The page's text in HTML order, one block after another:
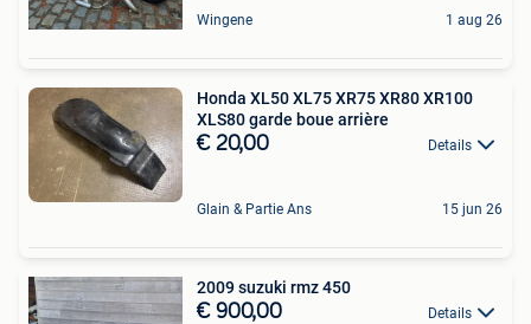
Wingene 1 aug 26
Honda XL50 XL75 XR75 XR80 XR100
XLS80 garde boue arrière
€ 20,00 Details
Glain & Partie Ans 15 jun 26
2009 suzuki rmz 450
€ 900,00 Details